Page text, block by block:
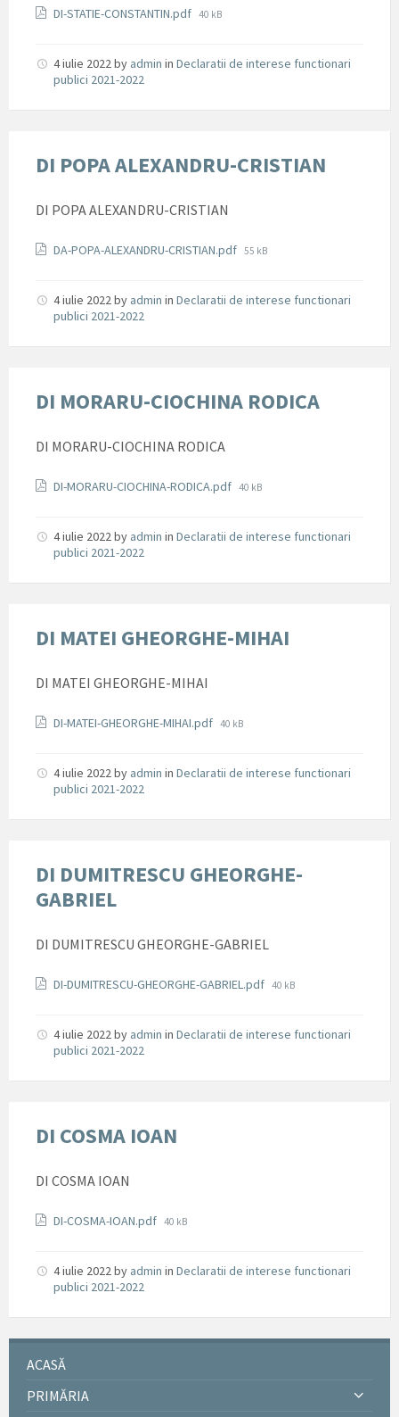
Documente
DI-STATIE-CONSTANTIN.pdf File
40 kB
4 iulie 2022by admin in Declaratii de interese functionari
publici 2021-2022
DI POPA ALEXANDRU-CRISTIAN
DI POPA ALEXANDRU-CRISTIAN
Documente
DA-POPA-ALEXANDRU-CRISTIAN.pdf File
55 kB
4 iulie 2022by admin in Declaratii de interese functionari
publici 2021-2022
DI MORARU-CIOCHINA RODICA
DI MORARU-CIOCHINA RODICA
Documente
DI-MORARU-CIOCHINA-RODICA.pdf File
40 kB
4 iulie 2022by admin in Declaratii de interese functionari
publici 2021-2022
DI MATEI GHEORGHE-MIHAI
DI MATEI GHEORGHE-MIHAI
Documente
DI-MATEI-GHEORGHE-MIHAI.pdf File
40 kB
4 iulie 2022by admin in Declaratii de interese functionari
publici 2021-2022
DI DUMITRESCU GHEORGHE-
GABRIEL
DI DUMITRESCU GHEORGHE-GABRIEL
Documente
DI-DUMITRESCU-GHEORGHE-GABRIEL.pdf File
40 kB
4 iulie 2022by admin in Declaratii de interese functionari
publici 2021-2022
DI COSMA IOAN
DI COSMA IOAN
Documente
DI-COSMA-IOAN.pdf File
40 kB
4 iulie 2022by admin in Declaratii de interese functionari
publici 2021-2022
ACASĂ
PRIMĂRIA